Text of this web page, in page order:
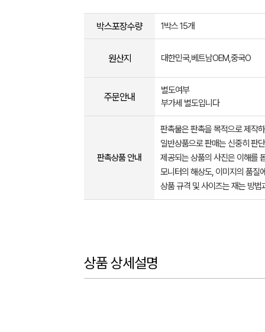
박스포장수량 1박스 15개
원산지 대한민국,베트남OEM,중국O
주문안내
별도여부
부가세 별도입니다
판촉상품 안내
판촉물은 판촉을 목적으로 제작
일반상품으로 판매는 신중히 판
제공되는 상품의 사진은 이해를
모니터의 해상도, 이미지의 품질
상품 규격 및 사이즈는 재는 방
상품 상세설명